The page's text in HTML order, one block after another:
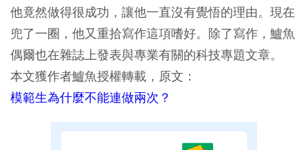
他竟然做得很成功，讓他一直沒有覺悟的理由。現在
兜了一圈，他又重拾寫作這項嗜好。除了寫作，鱸魚
偶爾也在雜誌上發表與專業有關的科技專題文章。
本文獲作者鱸魚授權轉載，原文：
模範生為什麼不能連做兩次？